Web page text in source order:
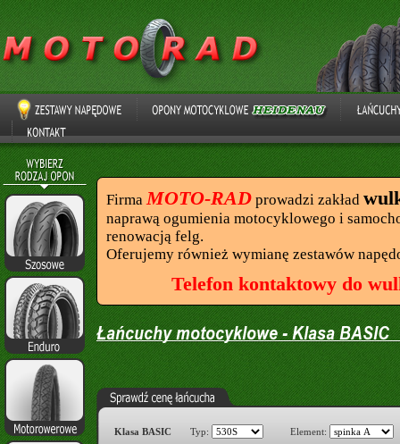
FirmaMOTO-RAD prowadzi zakład
naprawą ogumienia motocyklowego i
renowacją felg.
Oferujemy również wymianę zestawów
Telefon kontaktowy do
Klasa BASIC Typ: Element: